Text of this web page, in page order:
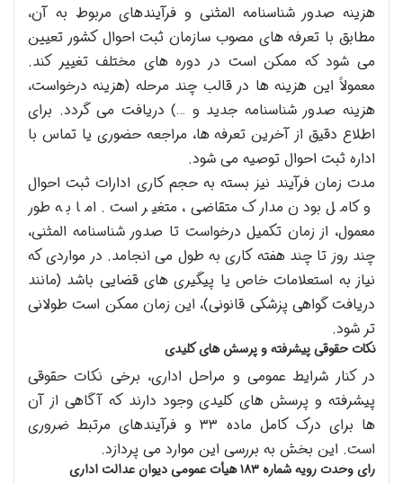
هزینه صدور شناسنامه المثنی و فرآیندهای مربوط به آن،
مطابق با تعرفه های مصوب سازمان ثبت احوال کشور تعیین
می شود که ممکن است در دوره های مختلف تغییر کند.
معمولاً این هزینه ها در قالب چند مرحله (هزینه درخواست،
هزینه صدور شناسنامه جدید و …) دریافت می گردد. برای
اطلاع دقیق از آخرین تعرفه ها، مراجعه حضوری یا تماس با
اداره ثبت احوال توصیه می شود.
مدت زمان فرآیند نیز بسته به حجم کاری ادارات ثبت احوال
و کامل بودن مدارک متقاضی، متغیر است. اما به طور
معمول، از زمان تکمیل درخواست تا صدور شناسنامه المثنی،
چند روز تا چند هفته کاری به طول می انجامد. در مواردی که
نیاز به استعلامات خاص یا پیگیری های قضایی باشد (مانند
دریافت گواهی پزشکی قانونی)، این زمان ممکن است طولانی
تر شود.
نکات حقوقی پیشرفته و پرسش های کلیدی
در کنار شرایط عمومی و مراحل اداری، برخی نکات حقوقی
پیشرفته و پرسش های کلیدی وجود دارند که آگاهی از آن
ها برای درک کامل ماده ۳۳ و فرآیندهای مرتبط ضروری
است. این بخش به بررسی این موارد می پردازد.
رای وحدت رویه شماره ۱۸۳ هیأت عمومی دیوان عدالت اداری